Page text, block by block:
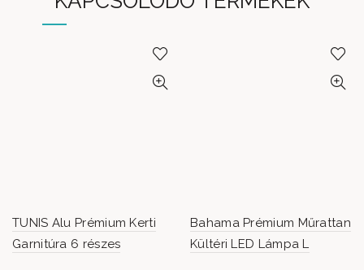
TUNIS Alu Prémium Kerti
Garnitúra 6 részes
Bahama Prémium Műrattan
Kültéri LED Lámpa L